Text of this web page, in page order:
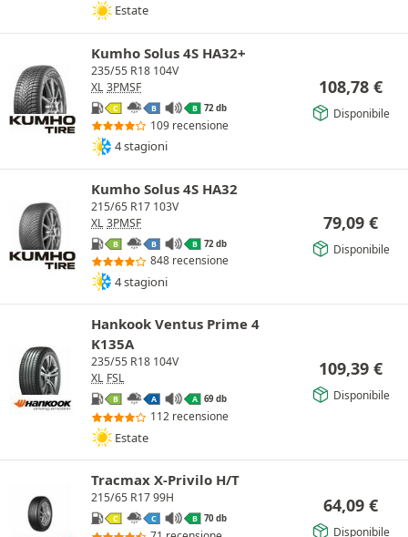
Estate
Kumho Solus 4S HA32+
235/55 R18 104V
XL 3PMSF
C B B 72 db
109 recensione
4 stagioni
108,78 €
Disponibile
Kumho Solus 4S HA32
215/65 R17 103V
XL 3PMSF
B B B 72 db
848 recensione
4 stagioni
79,09 €
Disponibile
Hankook Ventus Prime 4
K135A
235/55 R18 104V
XL FSL
B A A 69 db
112 recensione
Estate
109,39 €
Disponibile
Tracmax X-Privilo H/T
215/65 R17 99H
C C B 70 db
64,09 €
Disponibile